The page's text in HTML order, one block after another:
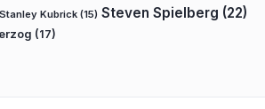
Stanley Kubrick (15) Steven Spielberg (22)
(17)